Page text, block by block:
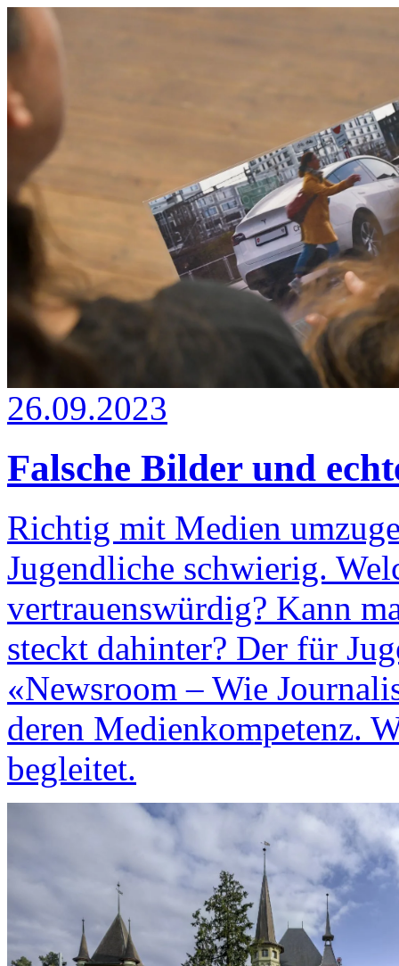
26.09.2023
Falsche Bilder und
Richtig mit Medien
Jugendliche schwierig.
vertrauenswürdig? Kann
steckt dahinter? Der für
«Newsroom – Wie
deren Medienkompetenz.
begleitet.